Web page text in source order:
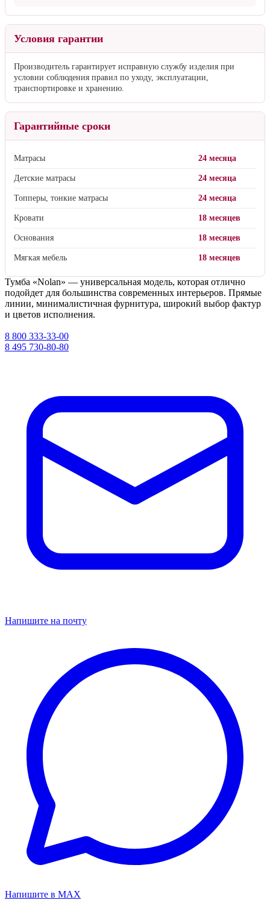
Условия гарантии
Производитель гарантирует исправную службу изделия при
условии соблюдения правил по уходу, эксплуатации,
транспортировке и хранению.
Гарантийные сроки
Матрасы 24 месяца
Детские матрасы 24 месяца
Топперы, тонкие матрасы 24 месяца
Кровати 18 месяцев
Основания 18 месяцев
Мягкая мебель 18 месяцев
Тумба «Nolan» — универсальная модель, которая отлично
подойдет для большинства современных интерьеров. Прямые
линии, минималистичная фурнитура, широкий выбор фактур
и цветов исполнения.
8 800 333-33-00
8 495 730-80-80
Напишите на почту
Напишите в MAX